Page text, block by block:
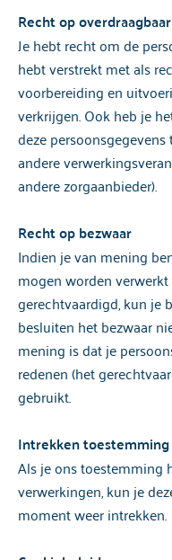
Recht op
Je hebt recht om de
hebt verstrekt met als
voorbereiding en
verkrijgen. Ook heb je
deze
andere
andere zorgaanbieder).
Recht op bezwaar
Indien je van mening
mogen worden
gerechtvaardigd, kun je
besluiten het bezwaar
mening is dat je
redenen (het
gebruikt.
Intrekken toestemming
Als je ons toestemming
verwerkingen, kun je
moment weer intrekken.